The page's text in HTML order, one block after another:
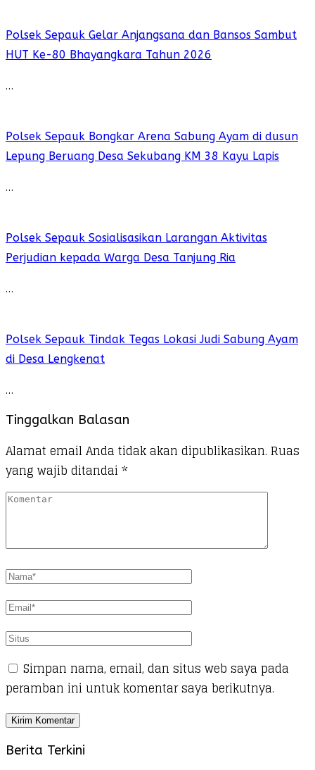
Polsek Sepauk Gelar Anjangsana dan Bansos Sambut
HUT Ke-80 Bhayangkara Tahun 2026
…
Polsek Sepauk Bongkar Arena Sabung Ayam di dusun
Lepung Beruang Desa Sekubang KM 38 Kayu Lapis
…
Polsek Sepauk Sosialisasikan Larangan Aktivitas
Perjudian kepada Warga Desa Tanjung Ria
…
Polsek Sepauk Tindak Tegas Lokasi Judi Sabung Ayam
di Desa Lengkenat
…
Tinggalkan Balasan
Alamat email Anda tidak akan dipublikasikan. Ruas
yang wajib ditandai *
Simpan nama, email, dan situs web saya pada
peramban ini untuk komentar saya berikutnya.
Berita Terkini